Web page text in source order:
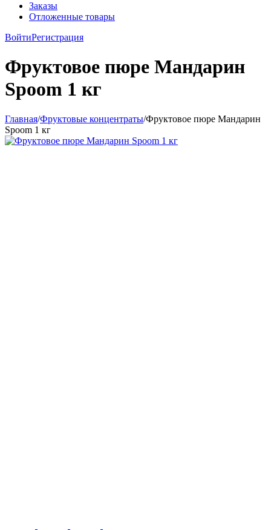
Заказы
Отложенные товары
ВойтиРегистрация
Фруктовое пюре Мандарин
Spoom 1 кг
Главная/Фруктовые концентраты/Фруктовое пюре Мандарин
Spoom 1 кг